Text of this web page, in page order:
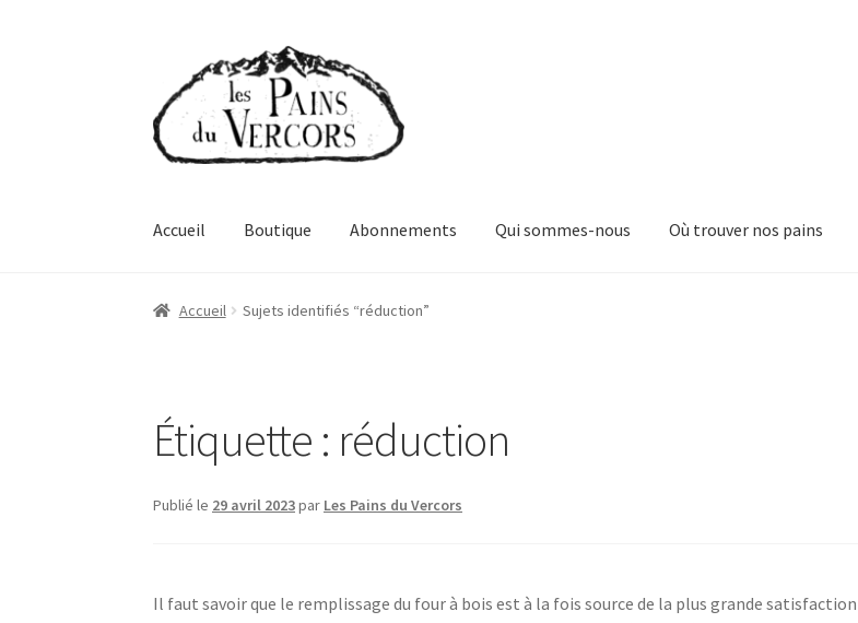
la
navigation
contenu
Accueil Boutique Abonnements Qui sommes-nous Où trouver nos pains
Accueil Sujets identifiés “réduction”
Étiquette : réduction
Publié le 29 avril 2023par Les Pains du Vercors
Il faut savoir que le remplissage du four à bois est à la fois source de la plus grande